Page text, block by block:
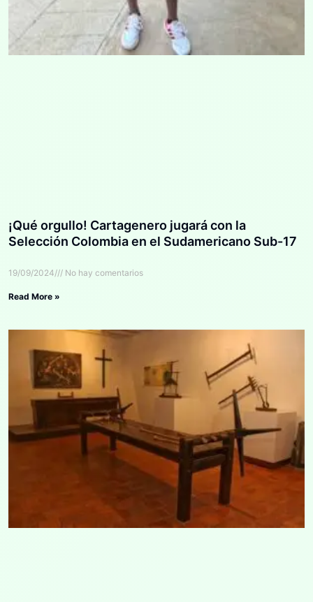
¡Qué orgullo! Cartagenero jugará con la
Selección Colombia en el Sudamericano Sub-17
19/09/2024 No hay comentarios
Read More »